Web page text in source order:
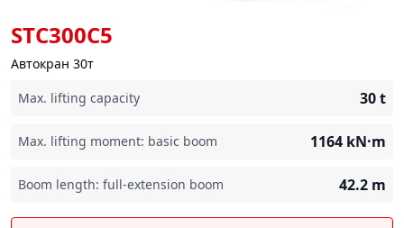
STC300C5
Автокран 30т
Max. lifting capacity
30t
Max. lifting moment: basic boom 1164 kN·m
Boom length: full-extension boom 42.2 m